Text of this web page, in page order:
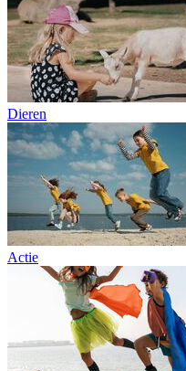
Dieren
Actie